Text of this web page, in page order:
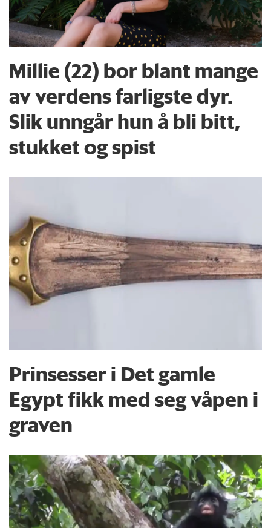
Millie (22) bor blant mange
av verdens farligste dyr.
Slik unngår hun å bli bitt,
stukket og spist
Prinsesser i Det gamle
Egypt fikk med seg våpen i
graven